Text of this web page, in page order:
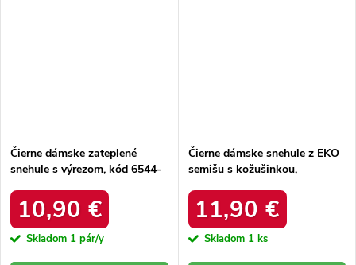
Čierne dámske zateplené
snehule s výrezom, kód 6544-
10,90 €
Skladom 1 pár/y
Čierne dámske snehule z EKO
semišu s kožušinkou,
11,90 €
Skladom 1 ks